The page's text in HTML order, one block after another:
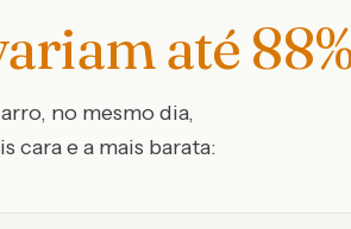
até 88
no mesmo dia,
cara e a mais barata: